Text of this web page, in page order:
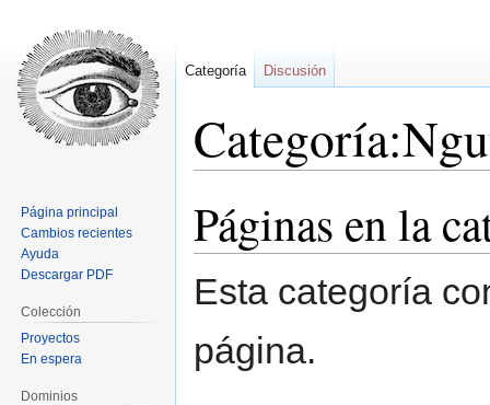
la
navegación
la
búsqueda
Páginas en la
Esta categoría
página.
Categoría Discusión
Página principal
Cambios recientes
Ayuda
Descargar PDF
Colección
Proyectos
En espera
Dominios